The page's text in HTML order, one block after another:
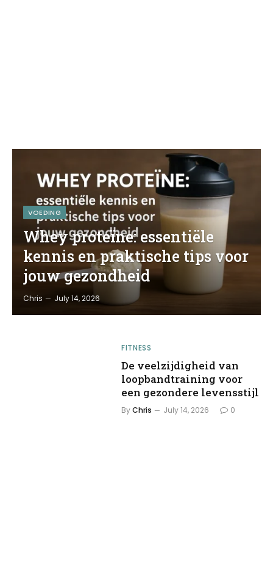
VOEDING
Whey proteïne: essentiële
kennis en praktische tips voor
jouw gezondheid
Chris July 14, 2026
FITNESS
De veelzijdigheid van
loopbandtraining voor
een gezondere levensstijl
ByChris July 14, 2026 0